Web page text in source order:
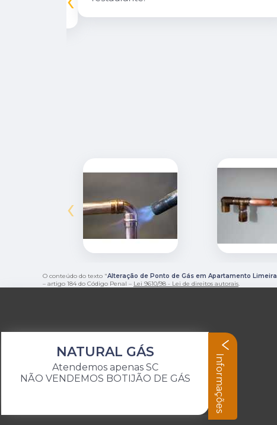
‹
O conteúdo do texto "Alteração de Ponto de Gás em Apartamento Limeira
– artigo 184 do Código Penal – Lei 9610/98 - Lei de direitos autorais.
NATURAL GÁS
Atendemos apenas SC
NÃO VENDEMOS BOTIJÃO DE GÁS
Informações